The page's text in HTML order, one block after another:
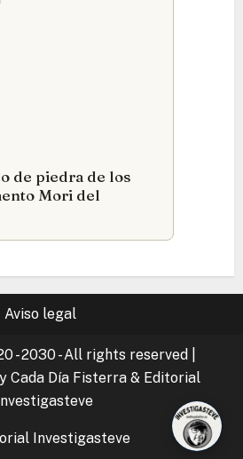
de piedra de los
Mori del
Aviso legal
- 2030 - All rights reserved
Cada Día Fisterra & Editorial
Investigasteve